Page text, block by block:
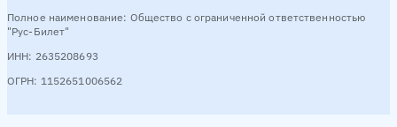
Полное наименование: Общество с ограниченной ответственностью
"Рус-Билет"
ИНН: 2635208693
ОГРН: 1152651006562